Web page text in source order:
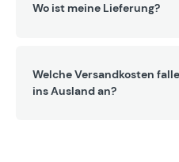
Wo ist meine Lieferung?
Welche Versandkosten
ins Ausland an?